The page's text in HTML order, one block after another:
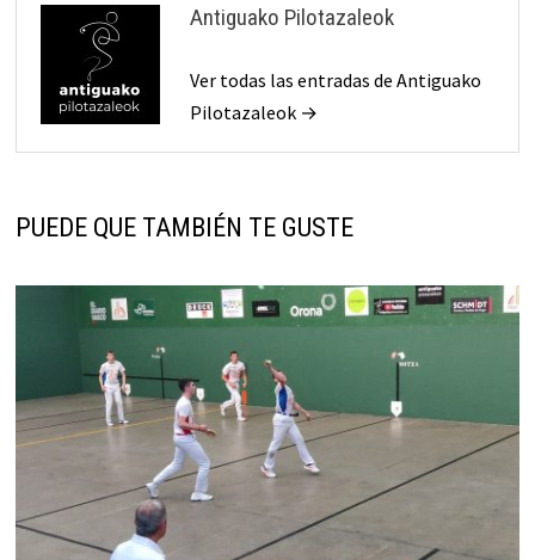
Antiguako Pilotazaleok
Ver todas las entradas de Antiguako
Pilotazaleok →
PUEDE QUE TAMBIÉN TE GUSTE